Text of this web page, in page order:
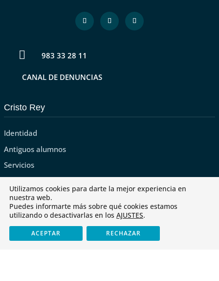
 983 33 28 11
CANAL DE DENUNCIAS
Cristo Rey
Identidad
Antiguos alumnos
Servicios
Últimas noticias
Utilizamos cookies para darte la mejor experiencia en
nuestra web.
Puedes informarte más sobre qué cookies estamos
utilizando o desactivarlas en los AJUSTES.
ACEPTAR RECHAZAR